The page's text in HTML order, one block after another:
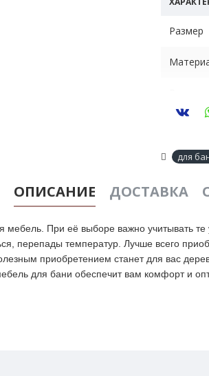
Размер
Меры
для
ОПИСАНИЕ ДОСТАВКА
мебель. При её выборе важно учитывать
перепады температур. Лучше всего
приобретением станет для вас
для бани обеспечит вам комфорт и